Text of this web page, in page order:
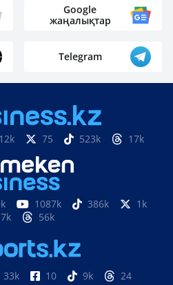
Google
жаңалықтар
Telegram
12k 75 523k 17k
1087k 386k
1k
7k
56k
33k 10 9k 24